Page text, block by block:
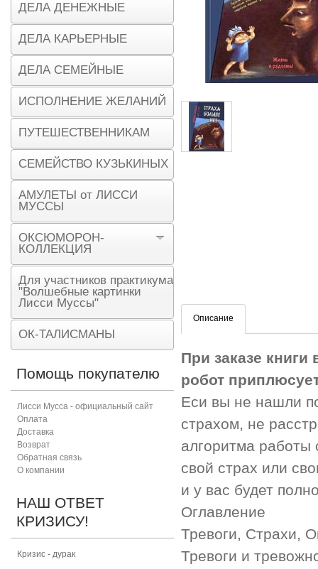
Описание
При заказе
робот
Еси вы не нашли
страхом, не
алгоритма
свой страх или
и у вас будет
Оглавление
Тревоги, Страхи,
Тревоги и
ДЕЛА ДЕНЕЖНЫЕ
ДЕЛА КАРЬЕРНЫЕ
ДЕЛА СЕМЕЙНЫЕ
ИСПОЛНЕНИЕ ЖЕЛАНИЙ
ПУТЕШЕСТВЕННИКАМ
СЕМЕЙСТВО КУЗЬКИНЫХ
АМУЛЕТЫ от ЛИССИ
МУССЫ
ОКСЮМОРОН-
КОЛЛЕКЦИЯ
Для участников практикума
"Волшебные картинки
Лисси Муссы"
ОК-ТАЛИСМАНЫ
Помощь покупателю
Лисси Мусса - официальный сайт
Оплата
Доставка
Возврат
Обратная связь
О компании
НАШ ОТВЕТ
КРИЗИСУ!
Кризис - дурак